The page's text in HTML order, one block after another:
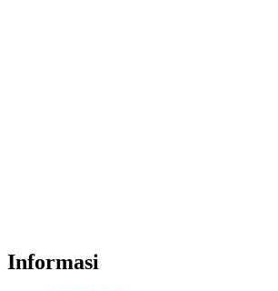
Informasi